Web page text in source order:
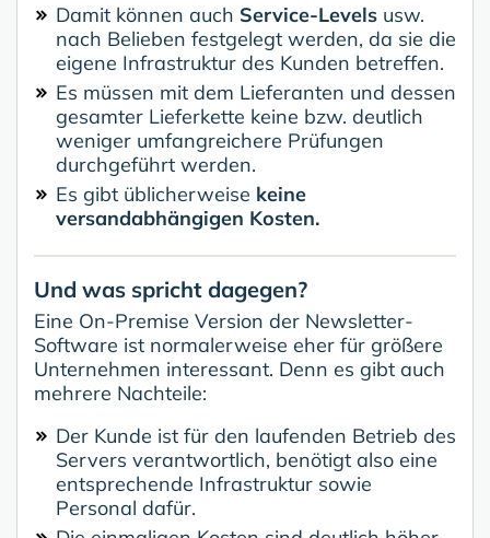
Damit können auch Service-Levels usw.
nach Belieben festgelegt werden, da sie die
eigene Infrastruktur des Kunden betreffen.
Es müssen mit dem Lieferanten und dessen
gesamter Lieferkette keine bzw. deutlich
weniger umfangreichere Prüfungen
durchgeführt werden.
Es gibt üblicherweise keine
versandabhängigen Kosten.
Und was spricht dagegen?
Eine On-Premise Version der Newsletter-
Software ist normalerweise eher für größere
Unternehmen interessant. Denn es gibt auch
mehrere Nachteile:
Der Kunde ist für den laufenden Betrieb des
Servers verantwortlich, benötigt also eine
entsprechende Infrastruktur sowie
Personal dafür.